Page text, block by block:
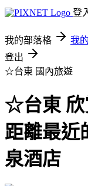
登
我的部落格 我
登出
☆台東 國內旅遊
☆台東 欣
距離最近
泉酒店